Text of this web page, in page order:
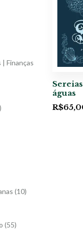
Finanças
(10)
(55)
águas
R$